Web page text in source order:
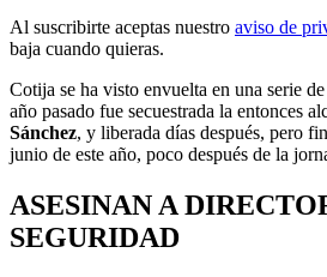
Al suscribirte aceptas nuestro aviso de
baja cuando quieras.
Cotija se ha visto envuelta en una serie
año pasado fue secuestrada la entonces
Sánchez, y liberada días después, pero
junio de este año, poco después de la
ASESINAN A
SEGURIDAD